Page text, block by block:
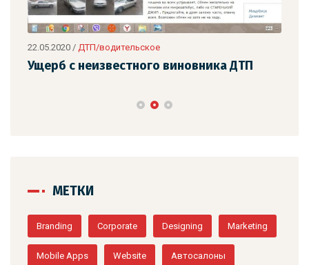
22.05.2020 / ДТП/водительское
Ущерб с неизвестного виновника ДТП
МЕТКИ
Branding Corporate Designing Marketing
Mobile Apps Website Автосалоны